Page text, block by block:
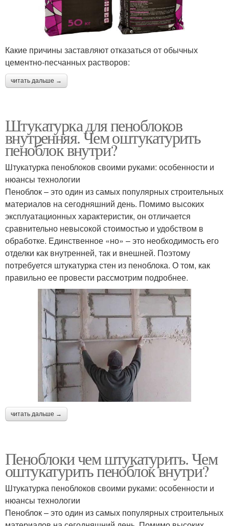
Какие причины заставляют отказаться от обычных
цементно-песчанных растворов:
читать дальше →
Штукатурка для пеноблоков
внутренняя. Чем оштукатурить
пеноблок внутри?
Штукатурка пеноблоков своими руками: особенности и
нюансы технологии
Пеноблок – это один из самых популярных строительных
материалов на сегодняшний день. Помимо высоких
эксплуатационных характеристик, он отличается
сравнительно невысокой стоимостью и удобством в
обработке. Единственное «но» – это необходимость его
отделки как внутренней, так и внешней. Поэтому
потребуется штукатурка стен из пеноблока. О том, как
правильно ее провести рассмотрим подробнее.
читать дальше →
Пеноблоки чем штукатурить. Чем
оштукатурить пеноблок внутри?
Штукатурка пеноблоков своими руками: особенности и
нюансы технологии
Пеноблок – это один из самых популярных строительных